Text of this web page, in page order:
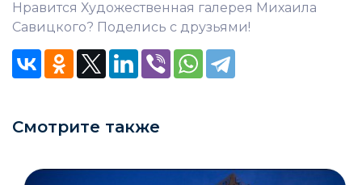
Нравится Художественная галерея Михаила
Савицкого? Поделись с друзьями!
Смотрите также